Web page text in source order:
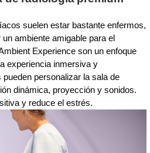
suelen estar bastante enfermos,
ambiente amigable para el
Experience son un enfoque
experiencia inmersiva y
personalizar la sala de
dinámica, proyección y sonidos.
y reduce el estrés.